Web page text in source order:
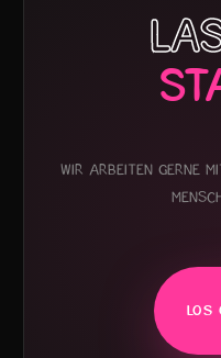
Wir arbeiten gerne
LOS